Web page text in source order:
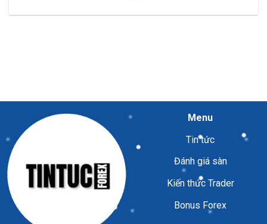
Menu
Tin tức
Đánh giá sàn
Kiến thức Trader
Bonus Forex